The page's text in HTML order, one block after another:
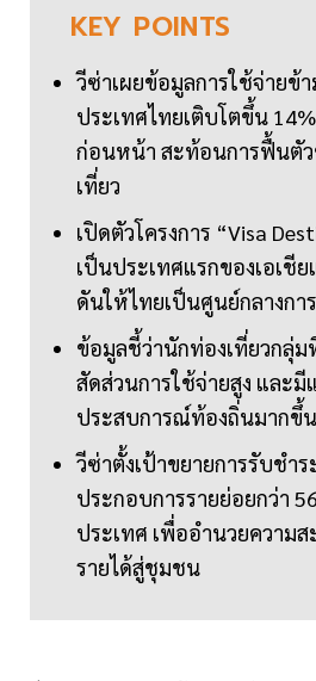
KEY POINTS
วีซ่าเผยข้อมูลการใช้จ่ายข้
ประเทศไทยเติบโตขึ้น
ก่อนหน้า สะท้อนการฟื้นตัว
เที่ยว
เปิดตัวโครงการ “Visa
เป็นประเทศแรกของเอเชี
ดันให้ไทยเป็นศูนย์กลางก
ข้อมูลชี้ว่านักท่องเที่ยวกลุ่
สัดส่วนการใช้จ่ายสูง และ
ประสบการณ์ท้องถิ่นมากขึ้น
วีซ่าตั้งเป้าขยายการรับชำ
ประกอบการรายย่อยกว่า
ประเทศ เพื่ออำนวยความ
รายได้สู่ชุมชน